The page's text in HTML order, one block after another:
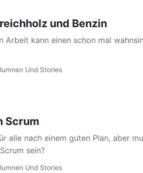
und Benzin
Arbeit kann einen schon mal
Und Stories
Scrum
alle nach einem guten Plan, aber
sein?
Und Stories